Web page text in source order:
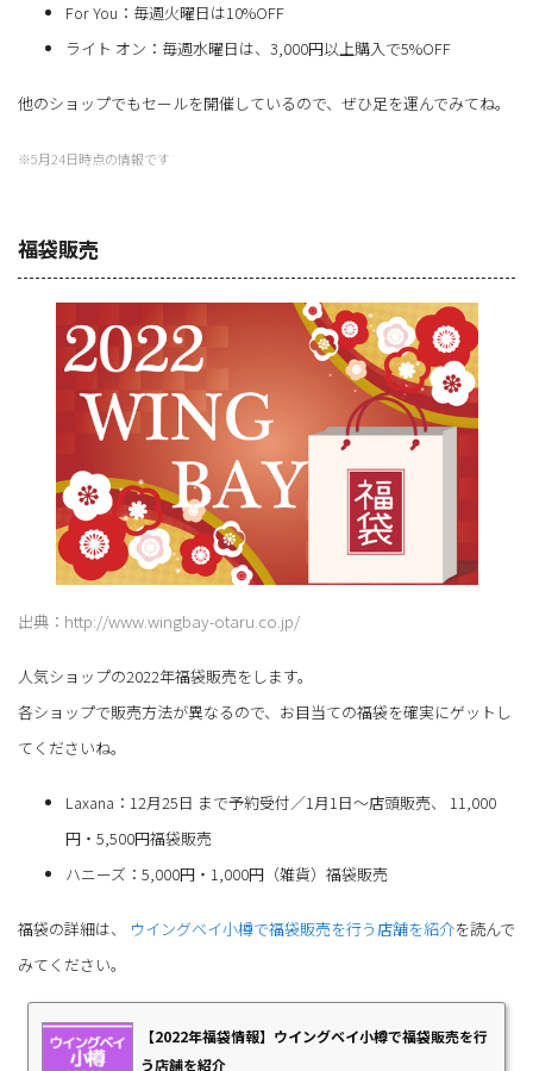
For You：毎週火曜日は10%OFF
ライト オン：毎週水曜日は、3,000円以上購入で5%OFF
他のショップでもセールを開催しているので、ぜひ足を運んでみてね。
※5月24日時点の情報です
福袋販売
出典：http://www.wingbay-otaru.co.jp/
人気ショップの2022年福袋販売をします。
各ショップで販売方法が異なるので、お目当ての福袋を確実にゲットし
てくださいね。
Laxana：12月25日 まで予約受付／1月1日～店頭販売、 11,000
円・5,500円福袋販売
ハニーズ：5,000円・1,000円（雑貨）福袋販売
福袋の詳細は、 ウイングベイ小樽で福袋販売を行う店舗を紹介を読んで
みてください。
【2022年福袋情報】ウイングベイ小樽で福袋販売を行
う店舗を紹介